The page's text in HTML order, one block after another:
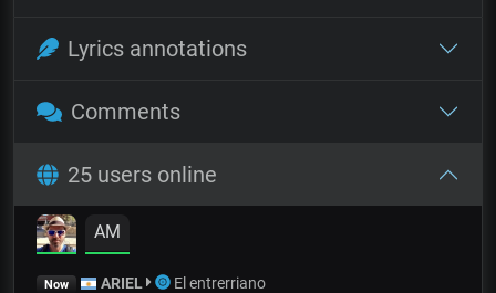
Lyrics annotations
Comments
25 users online
AM
Now ARIEL El entrerriano